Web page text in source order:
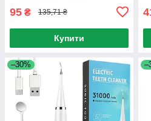
95 ₴ 135,71 ₴
Купити
–30%